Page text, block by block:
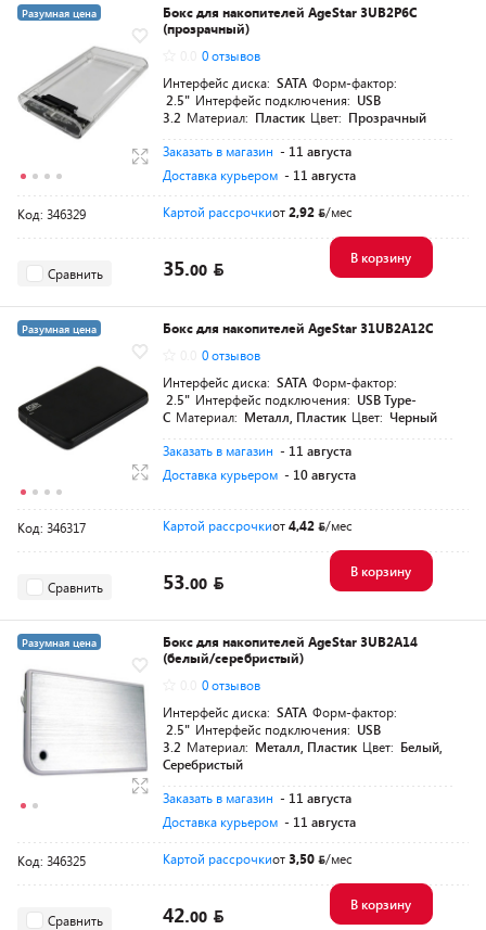
Разумная цена
Бокс для накопителей AgeStar 3UB2P6C
(прозрачный)
0 отзывов
Интерфейс диска: SATA Форм-фактор:
2.5" Интерфейс подключения: USB
3.2 Материал: Пластик Цвет: Прозрачный
Заказать в магазин - 11 августа
Доставка курьером - 11 августа
Код: 346329 Картой рассрочкиот2,92 /мес
Сравнить 35.00
В корзину
Разумная цена
Бокс для накопителей AgeStar 31UB2A12C
0 отзывов
Интерфейс диска: SATA Форм-фактор:
2.5" Интерфейс подключения: USB Type-
C Материал: Металл, Пластик Цвет: Черный
Заказать в магазин - 11 августа
Доставка курьером - 10 августа
Код: 346317 Картой рассрочкиот4,42 /мес
Сравнить 53.00
В корзину
Разумная цена
Бокс для накопителей AgeStar 3UB2A14
(белый/серебристый)
0 отзывов
Интерфейс диска: SATA Форм-фактор:
2.5" Интерфейс подключения: USB
3.2 Материал: Металл, Пластик Цвет: Белый,
Серебристый
Заказать в магазин - 11 августа
Доставка курьером - 11 августа
Код: 346325 Картой рассрочкиот3,50 /мес
Сравнить 42.00
В корзину